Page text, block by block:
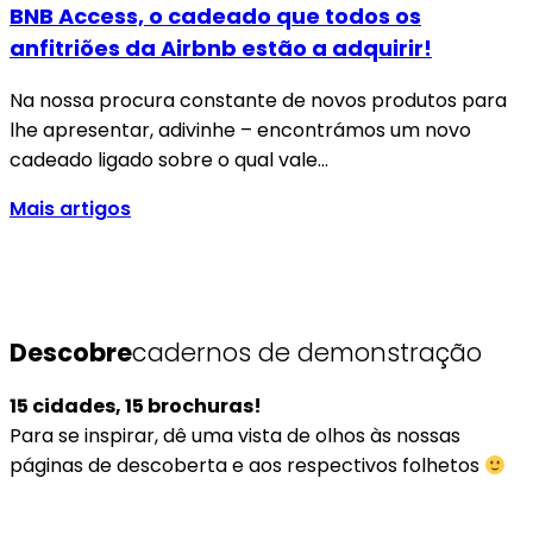
BNB Access, o cadeado que todos os
anfitriões da Airbnb estão a adquirir!
Na nossa procura constante de novos produtos para
lhe apresentar, adivinhe – encontrámos um novo
cadeado ligado sobre o qual vale…
Mais artigos
Descobrecadernos de demonstração
15 cidades, 15 brochuras!
Para se inspirar, dê uma vista de olhos às nossas
páginas de descoberta e aos respectivos folhetos